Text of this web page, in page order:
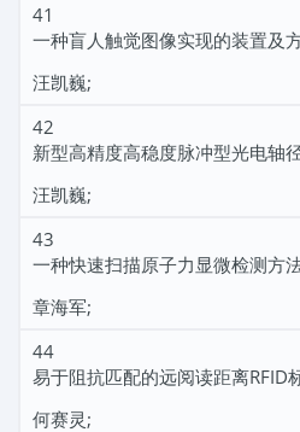
41
一种盲人触觉图像实现的装置及
汪凯巍;
42
新型高精度高稳度脉冲型光电轴
汪凯巍;
43
一种快速扫描原子力显微检测方
章海军;
44
易于阻抗匹配的远阅读距离RFID
何赛灵;